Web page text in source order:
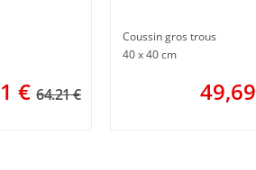
€ 64.21 €
Coussin gros trous
40 x 40 cm
49,69